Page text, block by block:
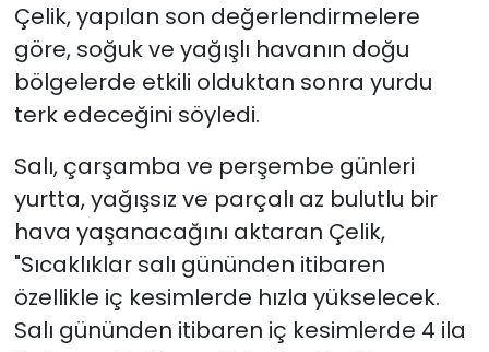
Çelik, yapılan son değerlendirmelere
göre, soğuk ve yağışlı havanın doğu
bölgelerde etkili olduktan sonra yurdu
terk edeceğini söyledi.
Salı, çarşamba ve perşembe günleri
yurtta, yağışsız ve parçalı az bulutlu bir
hava yaşanacağını aktaran Çelik,
"Sıcaklıklar salı gününden itibaren
özellikle iç kesimlerde hızla yükselecek.
Salı gününden itibaren iç kesimlerde 4 ila
YAŞAM
Yazarlar